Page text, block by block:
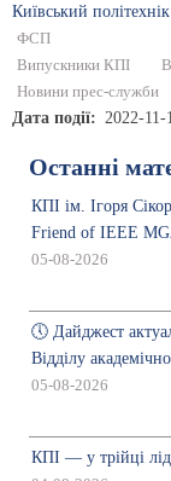
Київський
ФСП
Випускники КПІ
Новини прес-служби
Дата події 2022-11-
Останні
КПІ ім. Ігоря
Friend of IEEE
05-08-2026
🕔 Дайджест
Відділу
05-08-2026
КПІ — у трійці